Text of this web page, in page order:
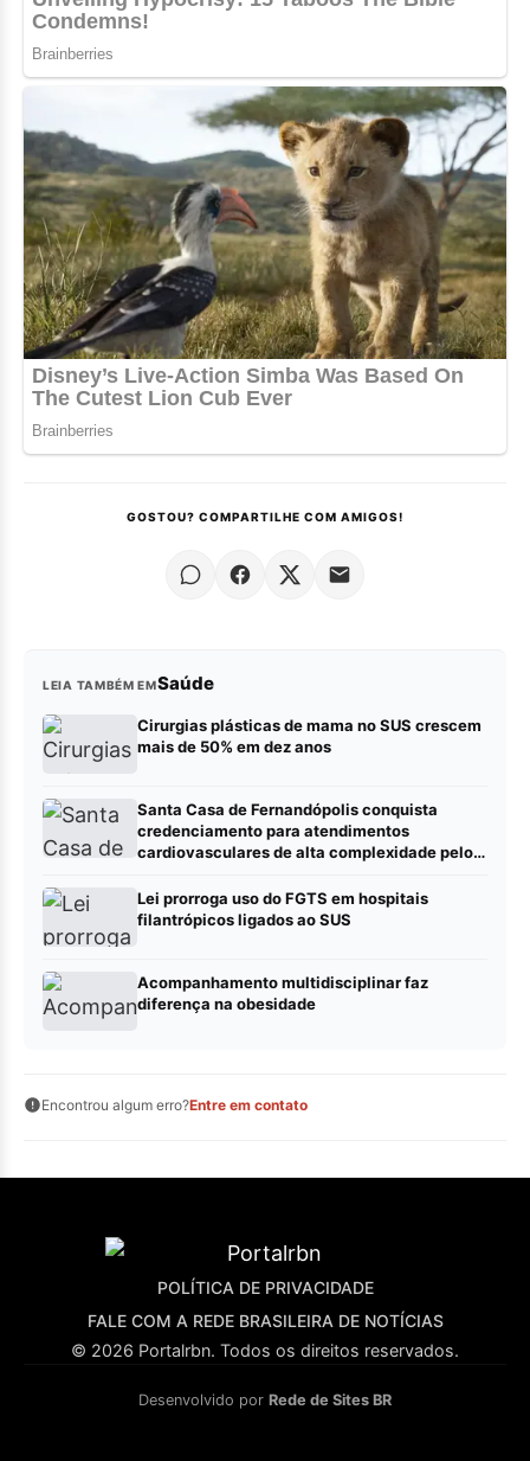
GOSTOU? COMPARTILHE COM AMIGOS!
LEIA TAMBÉM EMSaúde
Cirurgias plásticas de mama no SUS crescem
mais de 50% em dez anos
Santa Casa de Fernandópolis conquista
credenciamento para atendimentos
cardiovasculares de alta complexidade pelo
Lei prorroga uso do FGTS em hospitais
filantrópicos ligados ao SUS
Acompanhamento multidisciplinar faz
diferença na obesidade
Encontrou algum erro?Entre em contato
POLÍTICA DE PRIVACIDADE
FALE COM A REDE BRASILEIRA DE NOTÍCIAS
© 2026 Portalrbn. Todos os direitos reservados.
Desenvolvido por Rede de Sites BR